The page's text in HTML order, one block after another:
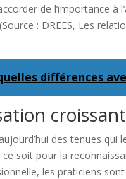
de l’importance à
: DREES, Les
différences
des tenues
soit pour la
les praticiens